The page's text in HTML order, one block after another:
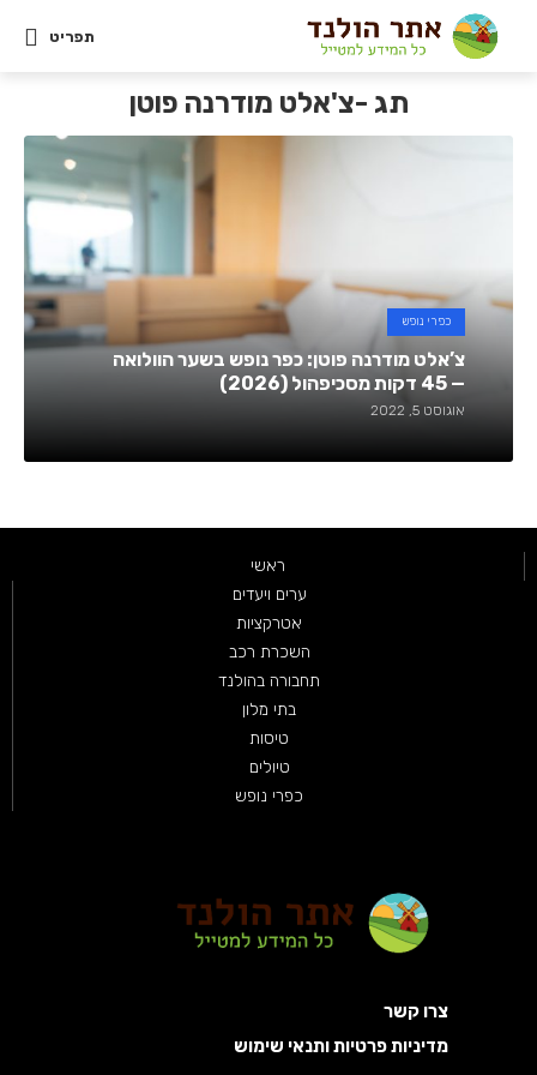
תפריט
תג -צ'אלט מודרנה פוטן
כפרי נופש
צ’אלט מודרנה פוטן: כפר נופש בשער הוולואה
— 45 דקות מסכיפהול (2026)
אוגוסט 5, 2022
ראשי
ערים ויעדים
אטרקציות
השכרת רכב
תחבורה בהולנד
בתי מלון
טיסות
טיולים
כפרי נופש
צרו קשר
מדיניות פרטיות ותנאי שימוש